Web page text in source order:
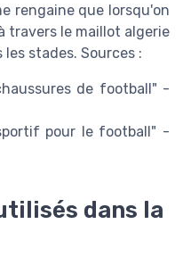
rengaine que lorsqu'on
travers le maillot algerie
stades. Sources :
de football" -
pour le football" -
dans la